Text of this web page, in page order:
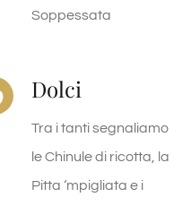
Soppessata
Dolci
Tra i tanti segnaliamo
le Chinule di ricotta, la
Pitta ‘mpigliata e i